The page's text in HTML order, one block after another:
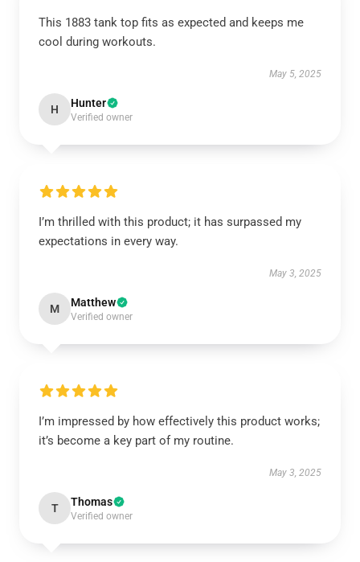
This 1883 tank top fits as expected and keeps me
cool during workouts.
May 5, 2025
H Hunter
Verified owner
I’m thrilled with this product; it has surpassed my
expectations in every way.
May 3, 2025
M Matthew
Verified owner
I’m impressed by how effectively this product works;
it’s become a key part of my routine.
May 3, 2025
T Thomas
Verified owner